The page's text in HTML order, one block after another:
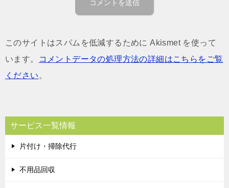
このサイトはスパムを低減するために Akismet を使って
います。
コメントデータの処理方法の詳細はこちらをご覧
ください 。
サービス一覧情報
片付け・掃除代行
不用品回収